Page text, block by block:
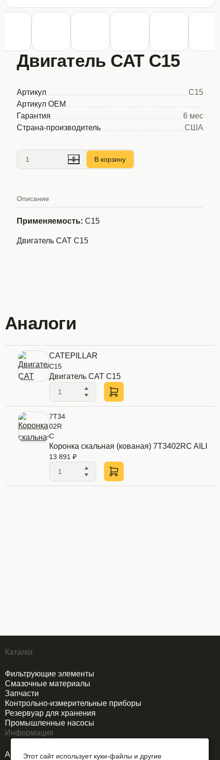
Двигатель CAT C15
Артикул
C15
Артикул OEM
Гарантия
6 мес
Страна-производитель
США
В корзину
Описание
Применяемость: C15
Двигатель CAT C15
Аналоги
CATEPILLAR
C15
Двигатель CAT C15
7T34
02R
C
Коронка скальная (кованая) 7T3402RC AILI
13 891 ₽
Каталог
Фильтрующие элементы
Смазочные материалы
Запчасти
Контрольно-измерительные приборы
Резервуар для хранения
Промышленные насосы
Информация
АкцииЭтот сайт использует куки-файлы и другие